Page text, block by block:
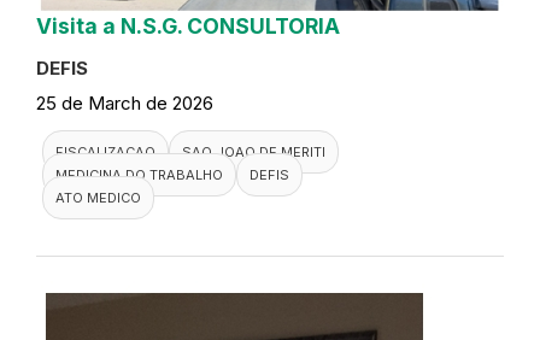
Visita a N.S.G. CONSULTORIA
DEFIS
25 de March de 2026
FISCALIZACAO
SAO JOAO DE MERITI
MEDICINA DO TRABALHO
DEFIS
ATO MEDICO